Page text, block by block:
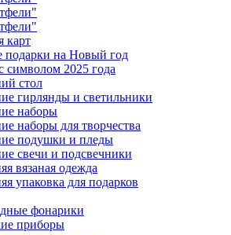
карт
подарки на Новый год
символом 2025 года
стол
гирлянды и светильники
наборы
наборы для творчества
подушки и пледы
свечи и подсвечники
вязаная одежда
упаковка для подарков
фонарики
приборы